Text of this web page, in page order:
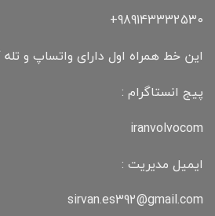
989143332530+
این خط همراه اول دارای واتساپ و
پیج انستاگرام :
iranvolvocom
ایمیل مدیریت :
sirvan.es392@gmail.com